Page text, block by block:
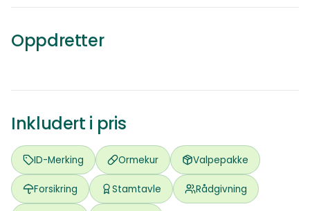
Oppdretter
Søgne
Inkludert i pris
ID-Merking Ormekur Valpepakke
Forsikring Stamtavle Rådgivning